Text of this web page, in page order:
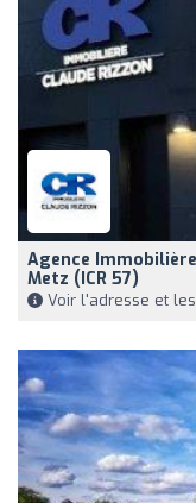
Agence
Metz (ICR 57)
Voir l'adresse et